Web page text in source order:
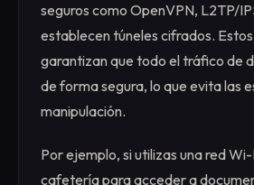
seguros como OpenVPN, L2TP/
establecen túneles cifrados.
garantizan que todo el tráfico de
de forma segura, lo que evita las
manipulación.
Por ejemplo, si utilizas una red
cafetería para acceder a